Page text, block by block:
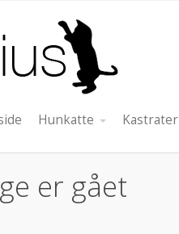
Hunkatte Kastrater
er gået